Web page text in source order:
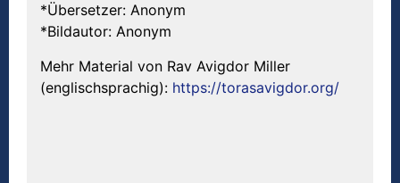
*Übersetzer: Anonym
*Bildautor: Anonym
Mehr Material von Rav Avigdor Miller
(englischsprachig): https://torasavigdor.org/